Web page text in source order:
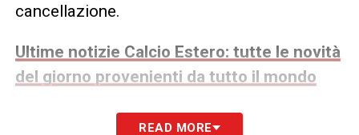
cancellazione.
Ultime notizie Calcio Estero: tutte le novità
del giorno provenienti da tutto il mondo
Nel frattempo, la RFEF e la AFA stanno
READ MORE